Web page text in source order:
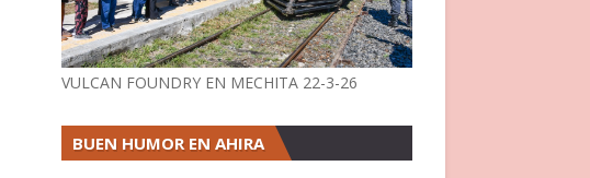
VULCAN FOUNDRY EN MECHITA 22-3-26
BUEN HUMOR EN AHIRA